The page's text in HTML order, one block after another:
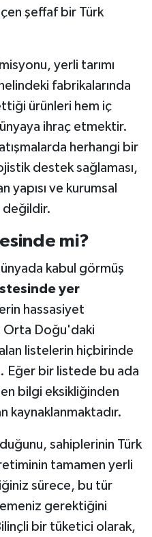
şeffaf bir Türk
yerli tarımı
fabrikalarında
ürünleri hem iç
ihraç etmektir.
herhangi bir
destek sağlaması,
ve kurumsal
değildir.
mi?
kabul görmüş
yer
hassasiyet
Orta Doğu'daki
listelerin hiçbirinde
Eğer bir listede bu ada
bilgi eksikliğinden
kaynaklanmaktadır.
sahiplerinin Türk
tamamen yerli
sürece, bu tür
gerektiğini
bir tüketici olarak,